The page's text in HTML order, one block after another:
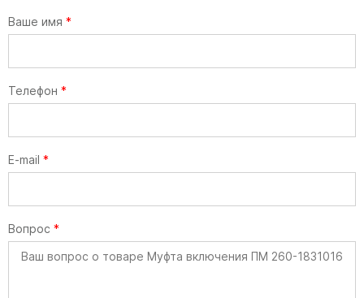
Ваше имя *
Телефон *
E-mail *
Вопрос *